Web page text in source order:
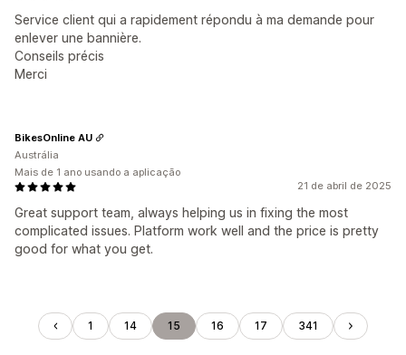
Service client qui a rapidement répondu à ma demande pour
enlever une bannière.
Conseils précis
Merci
21 de abril de 2025
Great support team, always helping us in fixing the most
complicated issues. Platform work well and the price is pretty
good for what you get.
BikesOnline AU
Austrália
Mais de 1 ano usando a aplicação
1 14 15 16 17 341